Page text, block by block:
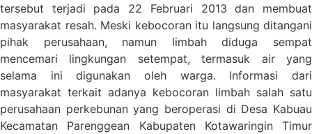
tersebut terjadi pada 22 Februari 2013 dan membuat
masyarakat resah. Meski kebocoran itu langsung ditangani
pihak perusahaan, namun limbah diduga sempat
mencemari lingkungan setempat, termasuk air yang
selama ini digunakan oleh warga. Informasi dari
masyarakat terkait adanya kebocoran limbah salah satu
perusahaan perkebunan yang beroperasi di Desa Kabuau
Kecamatan Parenggean Kabupaten Kotawaringin Timur